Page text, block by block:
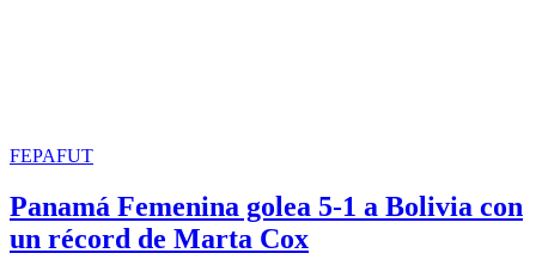
FEPAFUT
Panamá Femenina golea 5-1 a Bolivia con
un récord de Marta Cox